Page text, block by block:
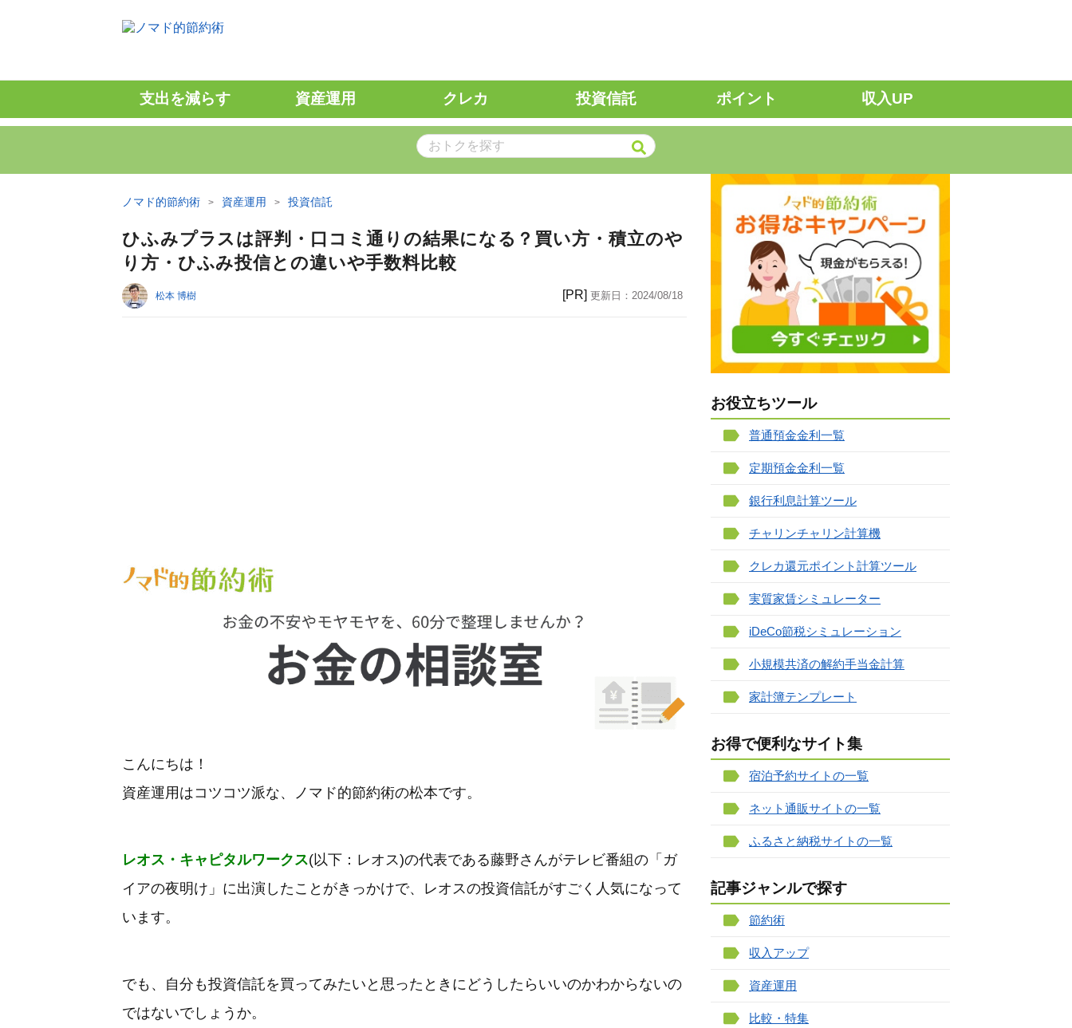
支出を減らす 資産運用 クレカ 投資信託 ポイント 収入UP
ノマド的節約術 資産運用 投資信託
ひふみプラスは評判・口コミ通りの結果になる？買い方・積立のや
り方・ひふみ投信との違いや手数料比較
松本 博樹 [PR] 更新日： 2024/08/18
こんにちは！
資産運用はコツコツ派な、ノマド的節約術の松本です。
レオス・キャピタルワークス(以下：レオス)の代表である藤野さんがテレビ番組の「ガ
イアの夜明け」に出演したことがきっかけで、レオスの投資信託がすごく人気になって
います。
でも、自分も投資信託を買ってみたいと思ったときにどうしたらいいのかわからないの
ではないでしょうか。
お役立ちツール
普通預金金利一覧
定期預金金利一覧
銀行利息計算ツール
チャリンチャリン計算機
クレカ還元ポイント計算ツール
実質家賃シミュレーター
iDeCo節税シミュレーション
小規模共済の解約手当金計算
家計簿テンプレート
お得で便利なサイト集
宿泊予約サイトの一覧
ネット通販サイトの一覧
ふるさと納税サイトの一覧
記事ジャンルで探す
節約術
収入アップ
資産運用
比較・特集